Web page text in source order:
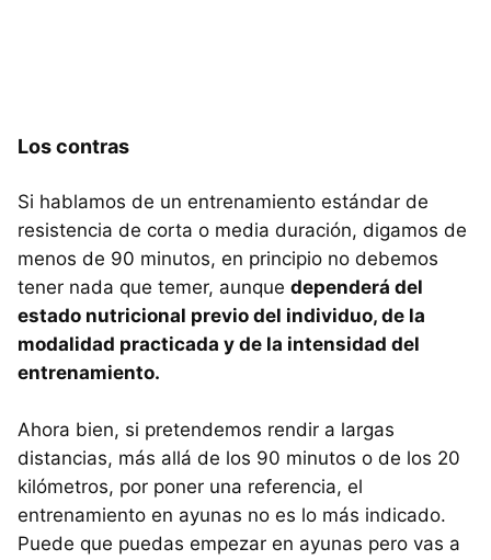
Los contras
Si hablamos de un entrenamiento estándar de
resistencia de corta o media duración, digamos de
menos de 90 minutos, en principio no debemos
tener nada que temer, aunque dependerá del
estado nutricional previo del individuo, de la
modalidad practicada y de la intensidad del
entrenamiento.
Ahora bien, si pretendemos rendir a largas
distancias, más allá de los 90 minutos o de los 20
kilómetros, por poner una referencia, el
entrenamiento en ayunas no es lo más indicado.
Puede que puedas empezar en ayunas pero vas a